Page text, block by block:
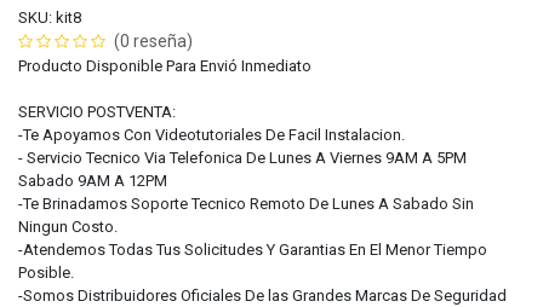
SKU: kit8
(0 reseña)
Producto Disponible Para Envió Inmediato
SERVICIO POSTVENTA:
-Te Apoyamos Con Videotutoriales De Facil Instalacion.
- Servicio Tecnico Via Telefonica De Lunes A Viernes 9AM A 5PM
Sabado 9AM A 12PM
-Te Brinadamos Soporte Tecnico Remoto De Lunes A Sabado Sin
Ningun Costo.
-Atendemos Todas Tus Solicitudes Y Garantias En El Menor Tiempo
Posible.
-Somos Distribuidores Oficiales De las Grandes Marcas De Seguridad